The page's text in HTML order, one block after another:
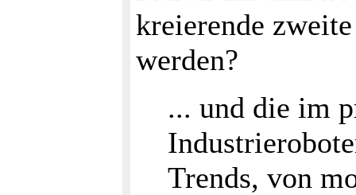
kreierende
werden?
... und die im
Trends, von